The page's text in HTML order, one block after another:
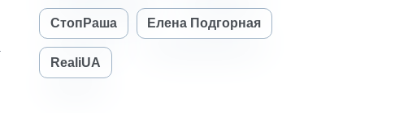
СтопРаша Елена Подгорная
RealiUA